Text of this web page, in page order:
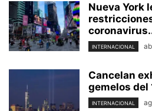
Nueva York
INTERNACIONAL
Cancelan
gemelos del
INTERNACIONAL